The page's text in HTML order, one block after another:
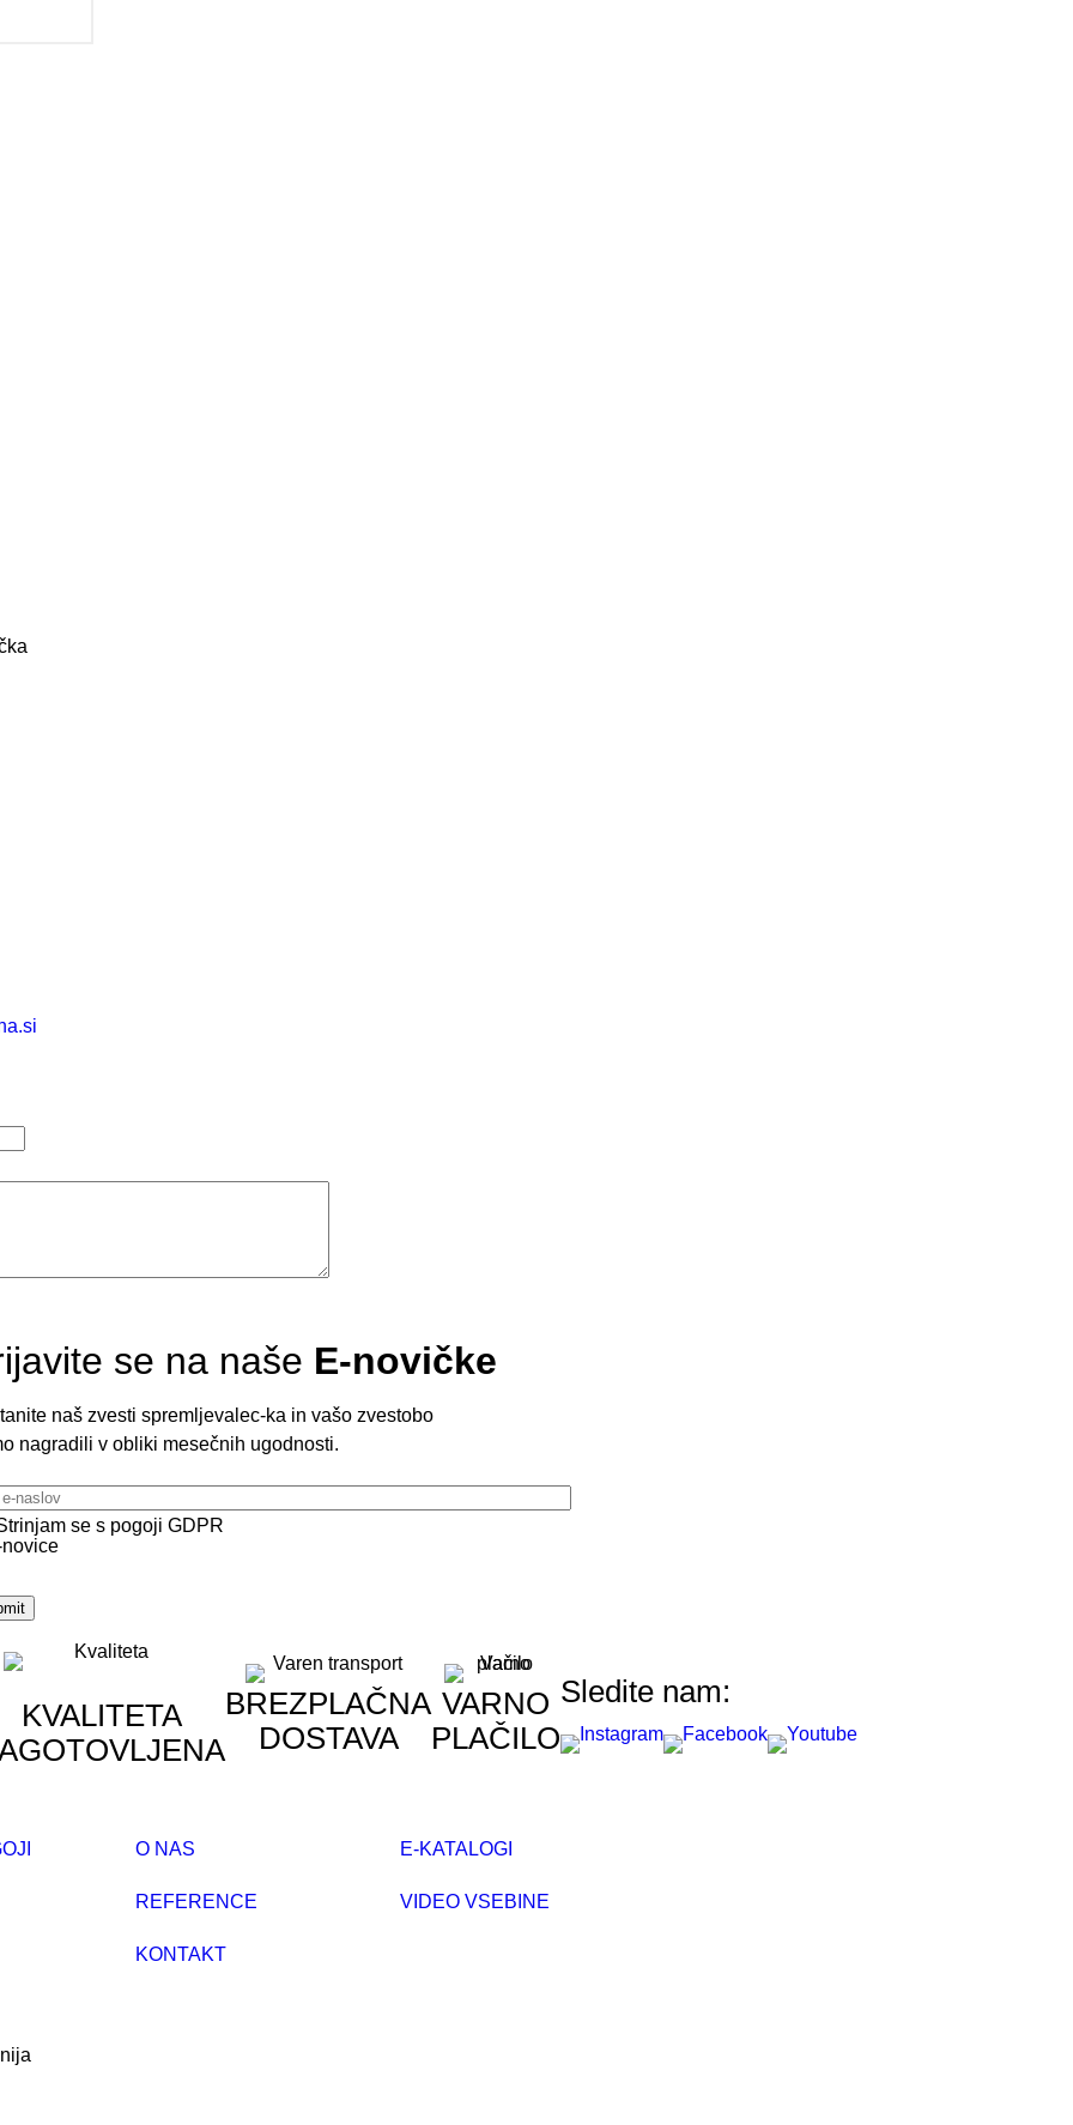
se na naše E-novičke
naš zvesti spremljevalec-ka in vašo zvestobo
nagradili v obliki mesečnih ugodnosti.
se s pogoji GDPR
KVALITETA
BREZPLAČNA
DOSTAVA
VARNO
PLAČILO
Sledite nam:
O NAS
REFERENCE
KONTAKT
E-KATALOGI
VIDEO VSEBINE